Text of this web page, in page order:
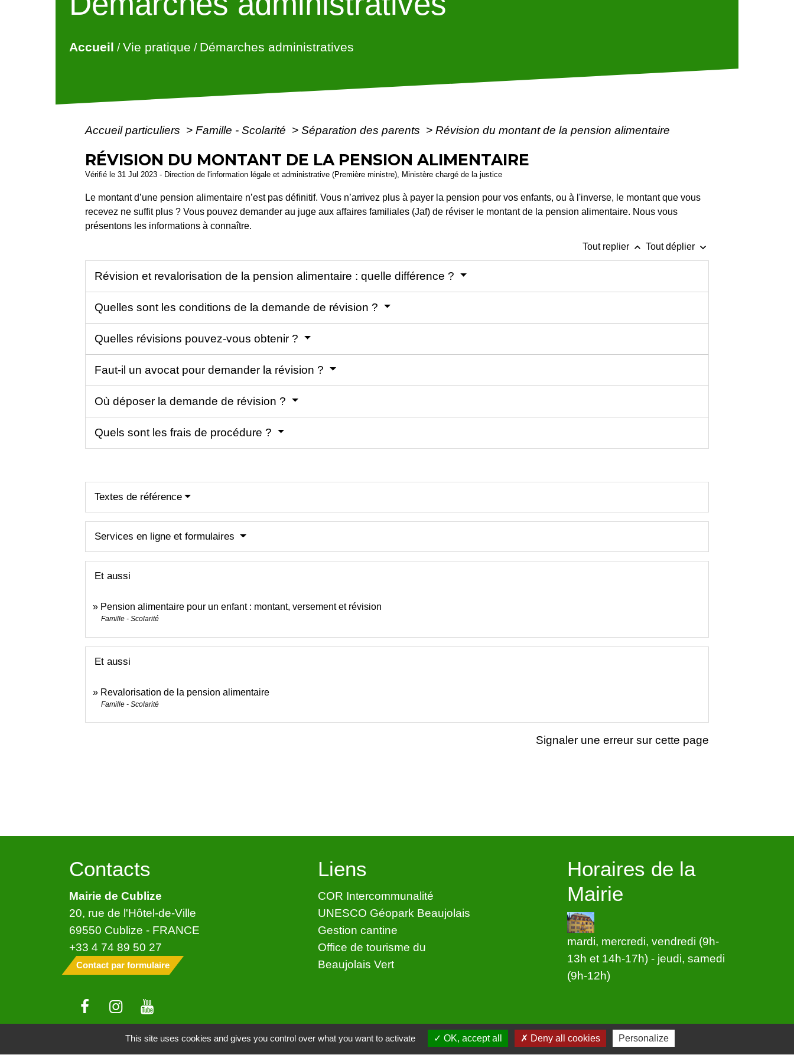
Accueil /Vie pratique / Démarches administratives
Accueil particuliers > Famille - Scolarité > Séparation des parents > Révision du montant de la pension alimentaire
RÉVISION DU MONTANT DE LA PENSION ALIMENTAIRE
Vérifié le 31 Jul 2023 - Direction de l'information légale et administrative (Première ministre), Ministère chargé de la justice
Le montant d’une pension alimentaire n’est pas définitif. Vous n’arrivez plus à payer la pension pour vos enfants, ou à l'inverse, le montant que vous
recevez ne suffit plus ? Vous pouvez demander au juge aux affaires familiales (Jaf) de réviser le montant de la pension alimentaire. Nous vous
présentons les informations à connaître.
Tout replier keyboard_arrow_up Tout déplier keyboard_arrow_down
Révision et revalorisation de la pension alimentaire : quelle différence ?
Quelles sont les conditions de la demande de révision ?
Quelles révisions pouvez-vous obtenir ?
Faut-il un avocat pour demander la révision ?
Où déposer la demande de révision ?
Quels sont les frais de procédure ?
Textes de référence
Services en ligne et formulaires
Et aussi
Pension alimentaire pour un enfant : montant, versement et révision
Famille - Scolarité
Et aussi
Revalorisation de la pension alimentaire
Famille - Scolarité
Signaler une erreur sur cette page
Contacts
Mairie de Cublize
20, rue de l'Hôtel-de-Ville
69550 Cublize - FRANCE
+33 4 74 89 50 27
Contact par formulaire
Liens
COR Intercommunalité
UNESCO Géopark Beaujolais
Gestion cantine
Office de tourisme du
Beaujolais Vert
Horaires de la
Mairie
mardi, mercredi, vendredi (9h-
13h et 14h-17h) - jeudi, samedi
(9h-12h)
Mentions légales - Politique de confidentialité - Accessibilité - Application mobile Localiti - Plan du site - Gestion des cookies
This site uses cookies and gives you control over what you want to activate OK, accept all Deny all cookies Personalize